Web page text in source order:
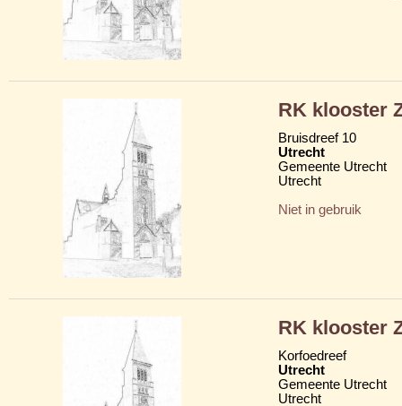
RK klooster
Bruisdreef 10
Utrecht
Gemeente Utrecht
Utrecht
Niet in gebruik
RK klooster
Korfoedreef
Utrecht
Gemeente Utrecht
Utrecht